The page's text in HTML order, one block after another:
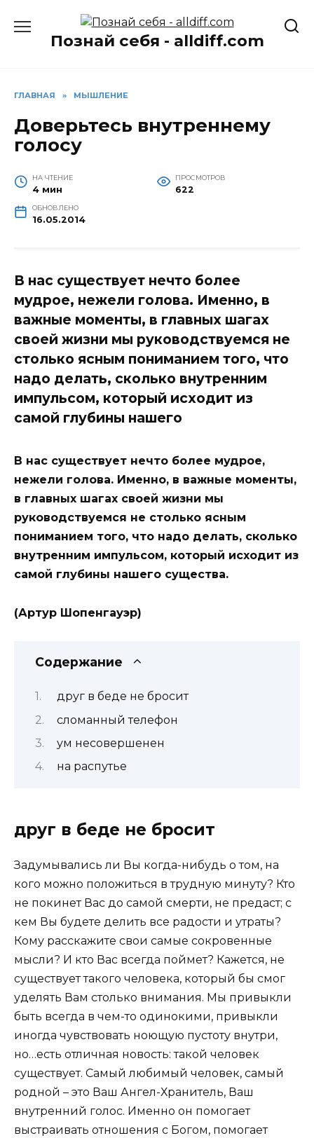
содержаниюПознай себя - alldiff.com
ГЛАВНАЯ » МЫШЛЕНИЕ
Доверьтесь внутреннему
голосу
НА ЧТЕНИЕ
4 мин
ПРОСМОТРОВ
622
ОБНОВЛЕНО
16.05.2014
В нас существует нечто более
мудрое, нежели голова. Именно, в
важные моменты, в главных шагах
своей жизни мы руководствуемся не
столько ясным пониманием того, что
надо делать, сколько внутренним
импульсом, который исходит из
самой глубины нашего
В нас существует нечто более мудрое,
нежели голова. Именно, в важные моменты,
в главных шагах своей жизни мы
руководствуемся не столько ясным
пониманием того, что надо делать, сколько
внутренним импульсом, который исходит из
самой глубины нашего существа.
(Артур Шопенгауэр)
Содержание
друг в беде не бросит
сломанный телефон
ум несовершенен
на распутье
друг в беде не бросит
Задумывались ли Вы когда-нибудь о том, на
кого можно положиться в трудную минуту? Кто
не покинет Вас до самой смерти, не предаст; с
кем Вы будете делить все радости и утраты?
Кому расскажите свои самые сокровенные
мысли? И кто Вас всегда поймет? Кажется, не
существует такого человека, который бы смог
уделять Вам столько внимания. Мы привыкли
быть всегда в чем-то одинокими, привыкли
иногда чувствовать ноющую пустоту внутри,
но…есть отличная новость: такой человек
существует. Самый любимый человек, самый
родной – это Ваш Ангел-Хранитель, Ваш
внутренний голос. Именно он помогает
выстраивать отношения с Богом, помогает